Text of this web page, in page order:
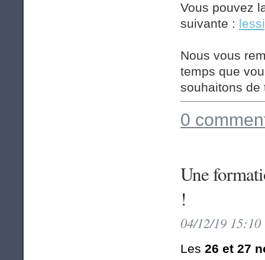
Vous pouvez
suivante :
Nous vous
temps que
souhaitons de
0
Une
!
04/12/19
Les 26 et 27